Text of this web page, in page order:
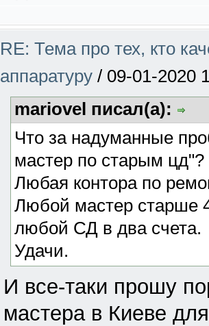
RE: Тема про тех, кто
аппаратуру / 09-01-2020
mariovel писал(а):
Что за надуманные
мастер по старым
Любая контора по
Любой мастер старше
любой СД в два счета.
Удачи.
И все-таки прошу
мастера в Киеве